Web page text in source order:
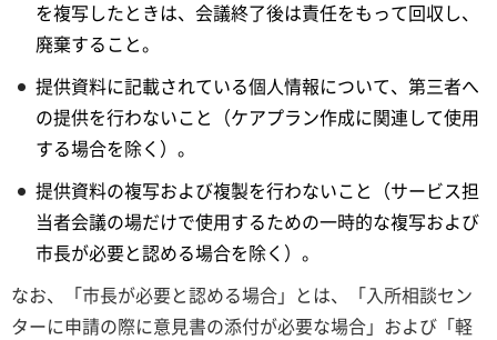
を複写したときは、会議終了後は責任をもって回収し、
廃棄すること。
提供資料に記載されている個人情報について、第三者へ
の提供を行わないこと（ケアプラン作成に関連して使用
する場合を除く）。
提供資料の複写および複製を行わないこと（サービス担
当者会議の場だけで使用するための一時的な複写および
市長が必要と認める場合を除く）。
なお、「市長が必要と認める場合」とは、「入所相談セン
ターに申請の際に意見書の添付が必要な場合」および「軽